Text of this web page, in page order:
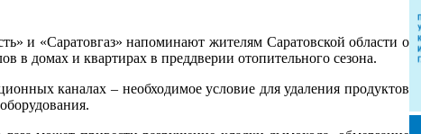
и «Саратовгаз» напоминают жителям Саратовской области о
в домах и квартирах в преддверии отопительного сезона.
каналах – необходимое условие для удаления продуктов